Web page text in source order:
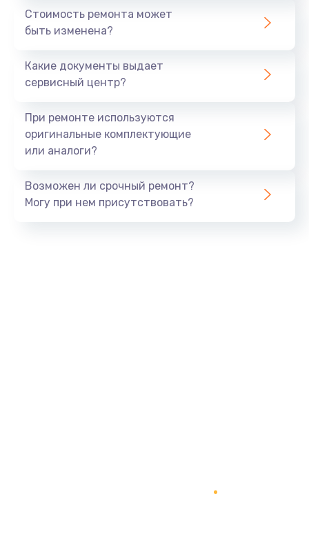
Заказать
3000 руб.
Замена блока управления
Замена термостата
Стоимость ремонта может
быть изменена?
Какие документы выдает
сервисный центр?
При ремонте используются
оригинальные комплектующие
или аналоги?
Возможен ли срочный ремонт?
Могу при нем присутствовать?